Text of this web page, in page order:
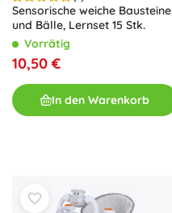
Sensorische weiche Bausteine
und Bälle, Lernset 15 Stk.
Vorrätig
10,50 €
In den Warenkorb